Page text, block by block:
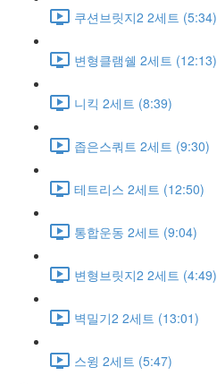
쿠션브릿지2 2세트 (5:34)
변형클램쉘 2세트 (12:13)
니킥 2세트 (8:39)
좁은스쿼트 2세트 (9:30)
테트리스 2세트 (12:50)
통합운동 2세트 (9:04)
변형브릿지2 2세트 (4:49)
벽밀기2 2세트 (13:01)
스윙 2세트 (5:47)